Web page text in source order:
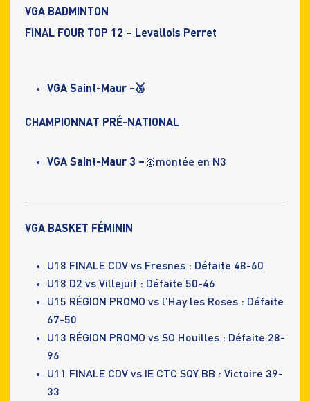
VGA BADMINTON
FINAL FOUR TOP 12 – Levallois Perret
VGA Saint-Maur -🥉
CHAMPIONNAT PRÉ-NATIONAL
VGA Saint-Maur 3 – 🥇montée en N3
VGA BASKET FÉMININ
U18 FINALE CDV vs Fresnes : Défaite 48-60
U18 D2 vs Villejuif : Défaite 50-46
U15 RÉGION PROMO vs l’Hay les Roses : Défaite
67-50
U13 RÉGION PROMO vs SO Houilles : Défaite 28-
96
U11 FINALE CDV vs IE CTC SQY BB : Victoire 39-
33